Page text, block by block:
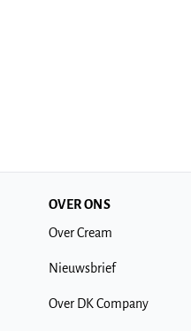
OVER ONS
Over Cream
Nieuwsbrief
Over DK Company